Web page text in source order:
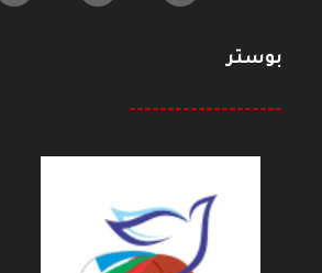
بوستر
--------------------